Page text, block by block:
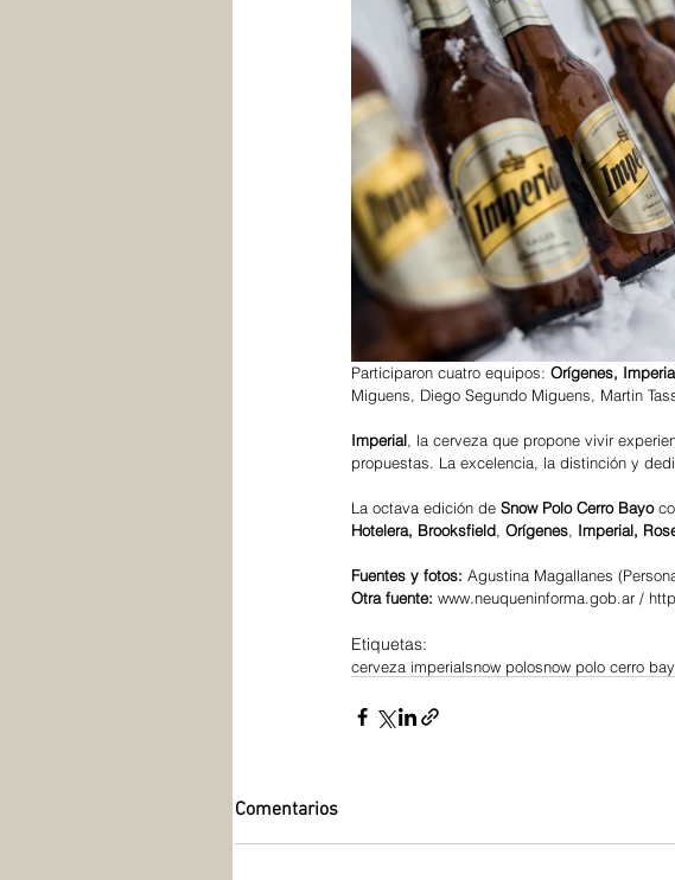
Participaron cuatro equipos: Orígenes,
Miguens, Diego Segundo Miguens, Martin
Imperial, la cerveza que propone vivir
propuestas. La excelencia, la distinción y
La octava edición de Snow Polo Cerro Bayo
Hotelera, Brooksfield, Orígenes, Imperial,
Fuentes y fotos: Agustina Magallanes
Otra fuente: www.neuqueninforma.gob.ar /
Etiquetas:
cerveza imperialsnow polosnow polo cerro
Comentarios